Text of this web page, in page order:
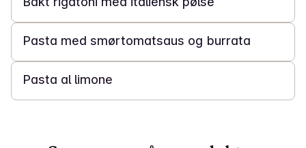
1 t 30 min
Pasta med smørtomatsaus og burrata
20 min
Pasta al limone